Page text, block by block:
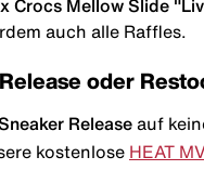
Crocs Mellow Slide
auch alle Raffles.
oder
Release auf
kostenlose HEAT